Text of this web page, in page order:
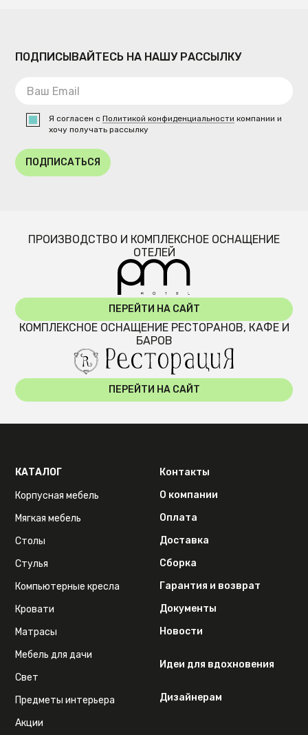
ПОДПИСЫВАЙТЕСЬ НА НАШУ РАССЫЛКУ
Я согласен сПолитикой конфиденциальности компании и
хочу получать рассылку
ПОДПИСАТЬСЯ
ПРОИЗВОДСТВО И КОМПЛЕКСНОЕ ОСНАЩЕНИЕ
ОТЕЛЕЙ
ПЕРЕЙТИ НА САЙТ
КОМПЛЕКСНОЕ ОСНАЩЕНИЕ РЕСТОРАНОВ, КАФЕ И
БАРОВ
ПЕРЕЙТИ НА САЙТ
КАТАЛОГ
Корпусная мебель
Мягкая мебель
Столы
Стулья
Компьютерные кресла
Кровати
Матрасы
Мебель для дачи
Свет
Предметы интерьера
Акции
Контакты
О компании
Оплата
Доставка
Сборка
Гарантия и возврат
Документы
Новости
Идеи для вдохновения
Дизайнерам